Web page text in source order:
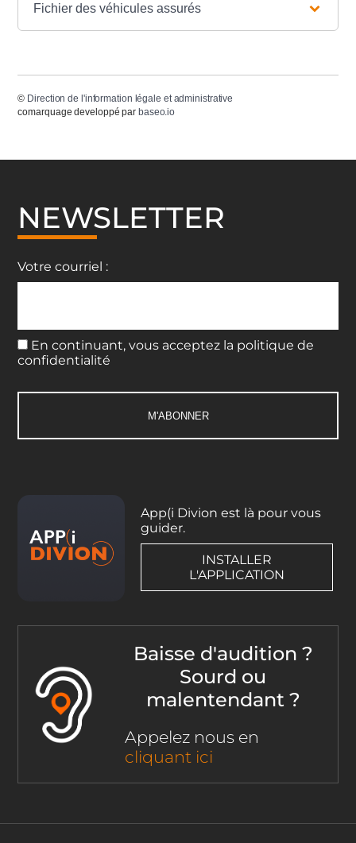
Fichier des véhicules assurés
© Direction de l'information légale et administrative
comarquage developpé par baseo.io
NEWSLETTER
Votre courriel :
En continuant, vous acceptez la politique de
confidentialité
App(i Divion est là pour vous
guider.
INSTALLER
L'APPLICATION
Baisse d'audition ?
Sourd ou
malentendant ?
Appelez nous en
cliquant ici